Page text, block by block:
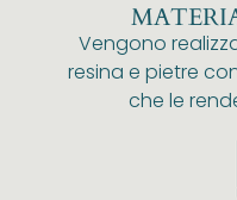
Vengono
resina e pietre
che le